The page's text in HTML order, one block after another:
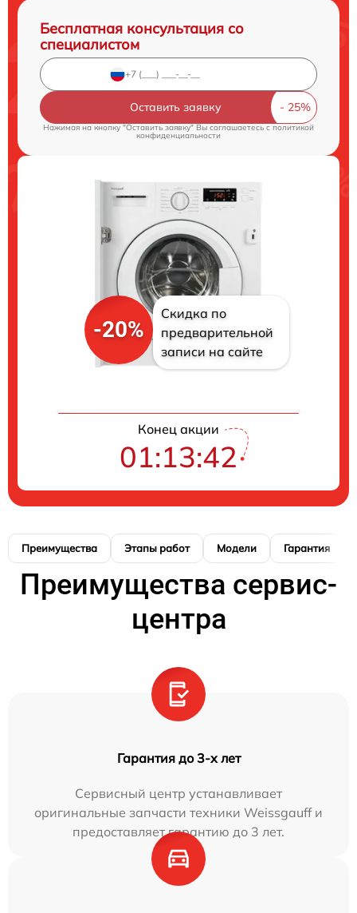
Бесплатная консультация со
специалистом
Оставить заявку
Нажимая на кнопку "Оставить заявку" Вы соглашаетесь cполитикой
конфиденциальности
-20%
Скидка по
предварительной
записи на сайте
Конец акции
01:13:41
Преимущества Этапы работ Модели Гарантия
Преимущества сервис-
центра
Гарантия до 3-х лет
Сервисный центр устанавливает
оригинальные запчасти техники Weissgauff и
предоставляет гарантию до 3 лет.